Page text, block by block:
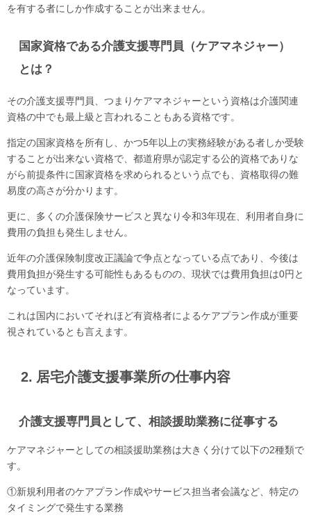
を有する者にしか作成することが出来ません。
国家資格である介護支援専門員（ケアマネジャー）
とは？
その介護支援専門員、つまりケアマネジャーという資格は介護関連
資格の中でも最上級と言われることもある資格です。
指定の国家資格を所有し、かつ5年以上の実務経験がある者しか受験
することが出来ない資格で、都道府県が認定する公的資格でありな
がら前提条件に国家資格を求められるという点でも、資格取得の難
易度の高さが分かります。
更に、多くの介護保険サービスと異なり令和3年現在、利用者自身に
費用の負担も発生しません。
近年の介護保険制度改正議論で争点となっている点であり、今後は
費用負担が発生する可能性もあるものの、現状では費用負担は0円と
なっています。
これは国内においてそれほど有資格者によるケアプラン作成が重要
視されているとも言えます。
2. 居宅介護支援事業所の仕事内容
介護支援専門員として、相談援助業務に従事する
ケアマネジャーとしての相談援助業務は大きく分けて以下の2種類で
す。
①新規利用者のケアプラン作成やサービス担当者会議など、特定の
タイミングで発生する業務